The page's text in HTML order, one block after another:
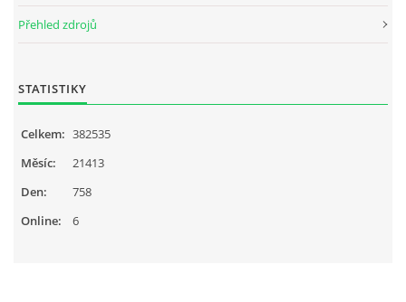
Přehled zdrojů
STATISTIKY
Online: 6
Celkem: 382535
Měsíc:
21413
Den:
758